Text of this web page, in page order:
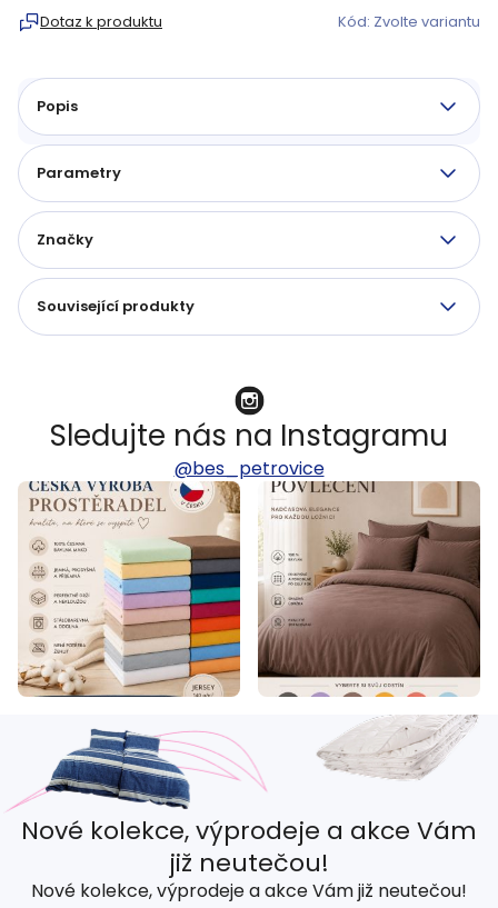
Dotaz k produktu Kód: Zvolte variantu
Popis
Parametry
Značky
Související produkty
Sledujte nás na Instagramu
@bes_petrovice
Nové kolekce, výprodeje a akce Vám
již neutečou!
Nové kolekce, výprodeje a akce Vám již neutečou!